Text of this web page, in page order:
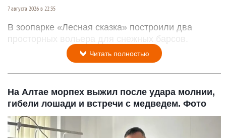
7 августа 2026 в 22:35
В зоопарке «Лесная сказка» построили два
просторных вольера для снежных барсов.
Читать полностью
На Алтае морпех выжил после удара молнии,
гибели лошади и встречи с медведем. Фото